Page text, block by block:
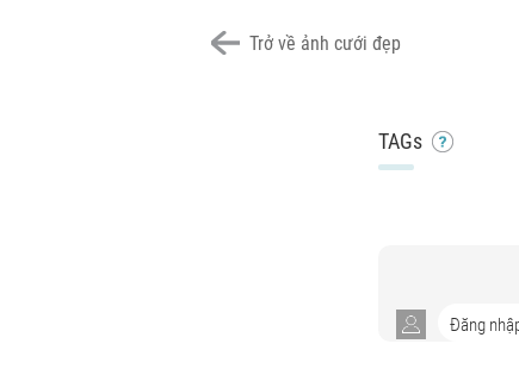
Trở về ảnh cưới đẹp
TAGs